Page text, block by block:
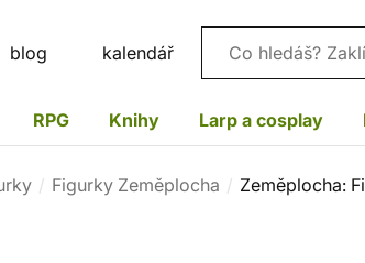
blog kalendář Vyhledávání
RPG Knihy Larp a cosplay
Figurky Zeměplocha Zeměplocha: